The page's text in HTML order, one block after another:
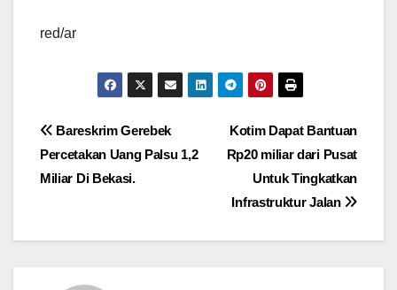
red/ar
Navigasi
pos
Kotim Dapat Bantuan
Rp20 miliar dari Pusat
Untuk Tingkatkan
Infrastruktur Jalan
Bareskrim Gerebek
Percetakan Uang Palsu 1,2
Miliar Di Bekasi.